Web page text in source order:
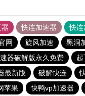
快连加速器 快连
网 旋风加速 黑洞
器破解版永久免费
最新版 破解快连
苹果 快鸭vp加速器